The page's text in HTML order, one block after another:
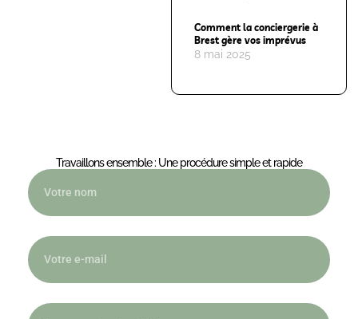
Comment la conciergerie à
Brest gère vos imprévus
8 mai 2025
Travaillons ensemble : Une procédure simple et rapide